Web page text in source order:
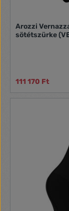
Arozzi
sötétszürke
111 170 Ft